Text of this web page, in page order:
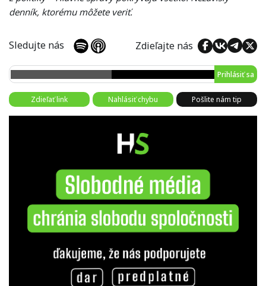
denník, ktorému môžete veriť.
Sledujte nás Zdieľajte nás
Prihlásiť sa
Zdieľať link Nahlásiť chybu Pošlite nám tip